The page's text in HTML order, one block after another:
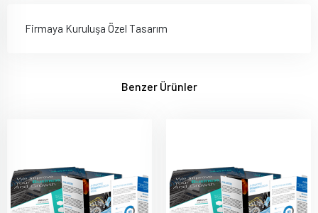
Firmaya Kuruluşa Özel Tasarım
Benzer Ürünler